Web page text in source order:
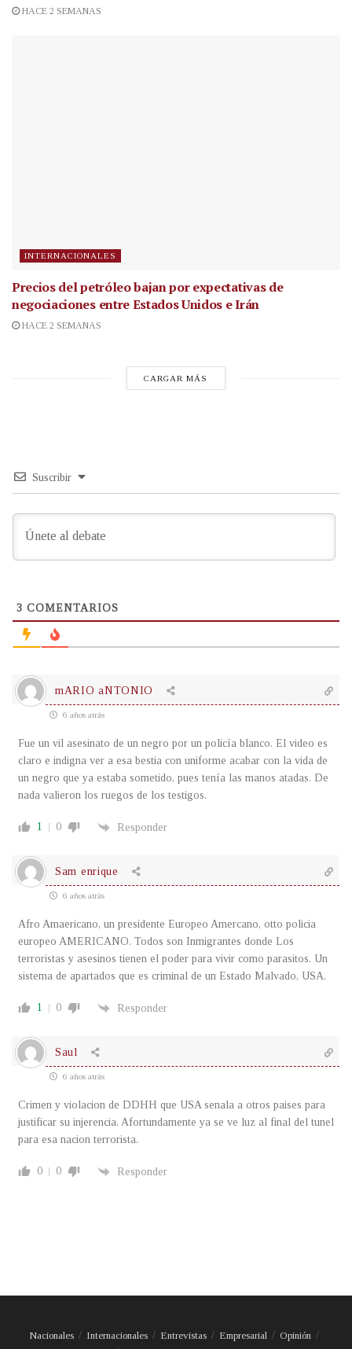
HACE 2 SEMANAS
INTERNACIONALES
Precios del petróleo bajan por expectativas de
negociaciones entre Estados Unidos e Irán
HACE 2 SEMANAS
CARGAR MÁS
Suscribir
3 COMENTARIOS
mARIO aNTONIO
6 años atrás
Fue un vil asesinato de un negro por un policía blanco. El video es
claro e indigna ver a esa bestia con uniforme acabar con la vida de
un negro que ya estaba sometido, pues tenía las manos atadas. De
nada valieron los ruegos de los testigos.
1 0 Responder
Sam enrique
6 años atrás
Afro Amaericano, un presidente Europeo Amercano, otto policia
europeo AMERICANO. Todos son Inmigrantes donde Los
terroristas y asesinos tienen el poder para vivir como parasitos. Un
sistema de apartados que es criminal de un Estado Malvado, USA.
1 0 Responder
Saul
6 años atrás
Crimen y violacion de DDHH que USA senala a otros paises para
justificar su injerencia. Afortundamente ya se ve luz al final del tunel
para esa nacion terrorista.
0 0 Responder
Nacionales Internacionales Entrevistas Empresarial
Opinión